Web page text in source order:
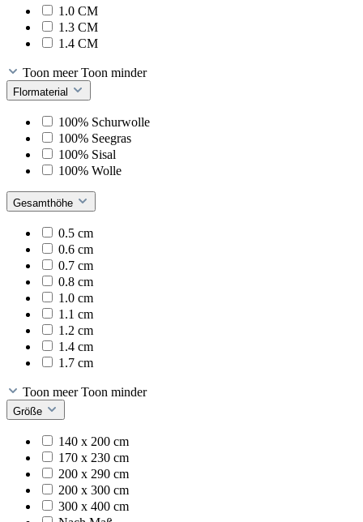
1.0 CM
1.3 CM
1.4 CM
Toon meer Toon minder
Flormaterial
100% Schurwolle
100% Seegras
100% Sisal
100% Wolle
Gesamthöhe
0.5 cm
0.6 cm
0.7 cm
0.8 cm
1.0 cm
1.1 cm
1.2 cm
1.4 cm
1.7 cm
Toon meer Toon minder
Größe
140 x 200 cm
170 x 230 cm
200 x 290 cm
200 x 300 cm
300 x 400 cm